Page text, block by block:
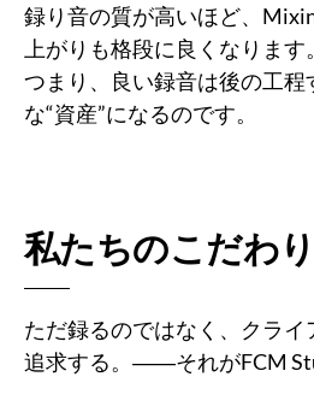
録り音の質が高いほど、
上がりも格段に良くなります。
つまり、良い録音は後の工程
な“資産”になるのです。
私たちのこだわり
ただ録るのではなく、クライ
追求する。――それがFCM